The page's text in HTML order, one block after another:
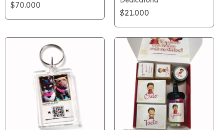
$70.000
$21.000